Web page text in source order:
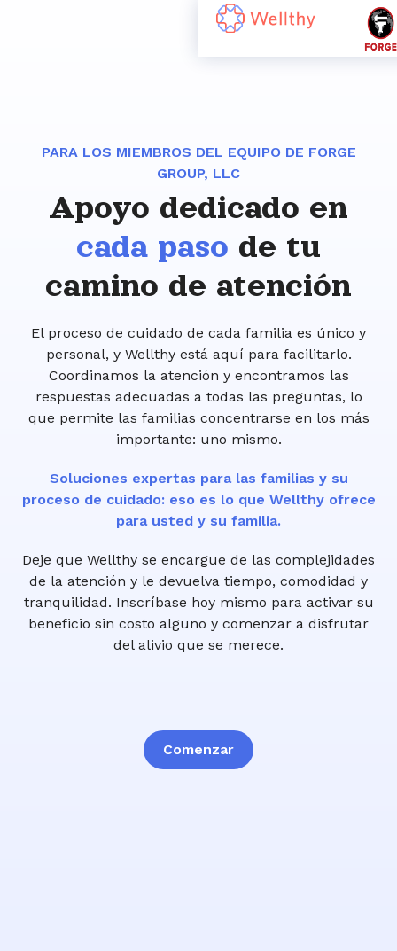
PARA LOS MIEMBROS DEL EQUIPO DE FORGE
GROUP, LLC
Apoyo dedicado en
cada paso de tu
camino de atención
El proceso de cuidado de cada familia es único y
personal, y Wellthy está aquí para facilitarlo.
Coordinamos la atención y encontramos las
respuestas adecuadas a todas las preguntas, lo
que permite las familias concentrarse en los más
importante: uno mismo.
Soluciones expertas para las familias y su
proceso de cuidado: eso es lo que Wellthy ofrece
para usted y su familia.
Deje que Wellthy se encargue de las complejidades
de la atención y le devuelva tiempo, comodidad y
tranquilidad. Inscríbase hoy mismo para activar su
beneficio sin costo alguno y comenzar a disfrutar
del alivio que se merece.
Comenzar